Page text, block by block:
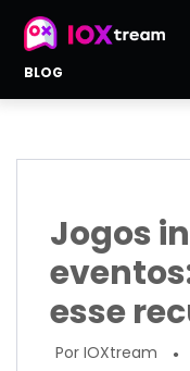
BLOG
Jogos
esse
Por IOXtream ●